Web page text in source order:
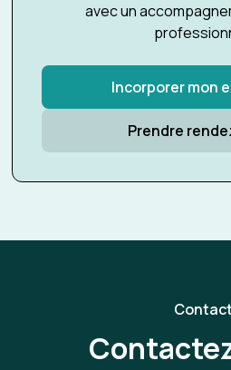
avec un
Incorporer mon
Prendre
Contact